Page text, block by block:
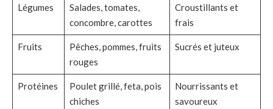
Légumes
Salades, tomates,
concombre, carottes
Croustillants et
frais
Fruits
Pêches, pommes, fruits
rouges
Sucrés et juteux
Protéines
Poulet grillé, feta, pois
chiches
Nourrissants et
savoureux